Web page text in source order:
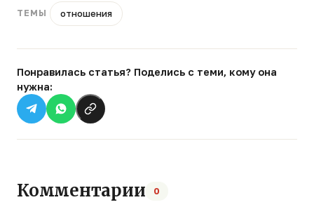
ТЕМЫ отношения
Понравилась статья? Поделись с теми, кому она
нужна:
Комментарии 0